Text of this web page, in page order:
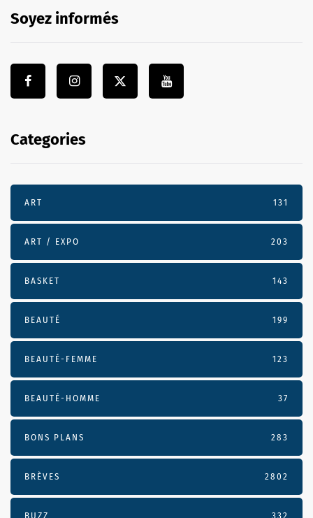
Soyez informés
Categories
ART 131
ART / EXPO 203
BASKET 143
BEAUTÉ 199
BEAUTÉ-FEMME 123
BEAUTÉ-HOMME 37
BONS PLANS 283
BRÈVES 2802
BUZZ 332